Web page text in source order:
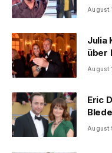
August
Julia
über
August
Eric
August